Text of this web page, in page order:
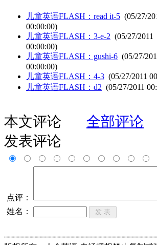
儿童英语FLASH：read it-5 (05/27/
00:00:00)
儿童英语FLASH：3-e-2 (05/27/2011
00:00:00)
儿童英语FLASH：gushi-6 (05/27/
00:00:00)
儿童英语FLASH：4-3 (05/27/2011
儿童英语FLASH：d2 (05/27/2011
本文评论
全部评论
发表评论
点评：
姓名：